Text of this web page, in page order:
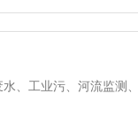
、工业污、河流监测